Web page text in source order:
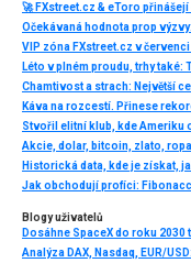
Očekávaná hodnota prop
VIP zóna FXstreet.cz v
Káva na rozcestí. Přinese
Akcie, dolar, bitcoin, zlato,
Blogy uživatelů
Dosáhne SpaceX do roku